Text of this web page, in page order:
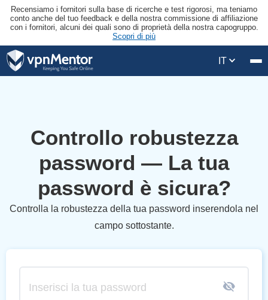
Recensiamo i fornitori sulla base di ricerche e test rigorosi, ma teniamo
conto anche del tuo feedback e della nostra commissione di affiliazione
con i fornitori, alcuni dei quali sono di proprietà della nostra capogruppo.
Scopri di più
IT
Controllo robustezza
password — La tua
password è sicura?
Controlla la robustezza della tua password inserendola nel
campo sottostante.